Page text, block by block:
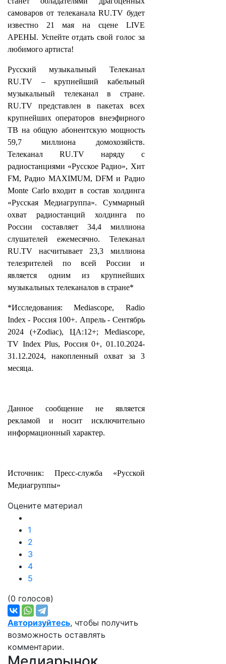
самоваров от телеканала RU.TV будет
известно 21 мая на сцене LIVE
АРЕНЫ. Успейте отдать свой голос за
любимого артиста!
Русский музыкальный Телеканал
RU.TV – крупнейший кабельный
музыкальный телеканал в стране.
RU.TV представлен в пакетах всех
крупнейших операторов внеэфирного
ТВ на общую абонентскую мощность
59,7 миллиона домохозяйств.
Телеканал RU.TV наряду с
радиостанциями «Русское Радио», Хит
FM, Радио MAXIMUM, DFM и Радио
Monte Carlo входит в состав холдинга
«Русская Медиагруппа». Суммарный
охват радиостанций холдинга по
России составляет 34,4 миллиона
слушателей ежемесячно. Телеканал
RU.TV насчитывает 23,3 миллиона
телезрителей по всей России и
является одним из крупнейших
музыкальных телеканалов в стране*
*Исследования: Mediascope, Radio
Index - Россия 100+. Апрель - Сентябрь
2024 (+Zodiac), ЦА:12+; Mediascope,
TV Index Plus, Россия 0+, 01.10.2024-
31.12.2024, накопленный охват за 3
месяца.
Данное сообщение не является
рекламой и носит исключительно
информационный характер.
Источник: Пресс-служба «Русской
Медиагруппы»
Оцените материал
1
2
3
4
5
(0 голосов)
Авторизуйтесь, чтобы получить
возможность оставлять
комментарии.